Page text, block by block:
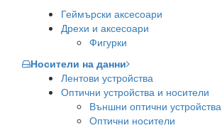
Геймърски аксесоари
Дрехи и аксесоари
Фигурки
Носители на данни
Лентови устройства
Оптични устройства и носители
Външни оптични устройства
Оптични носители